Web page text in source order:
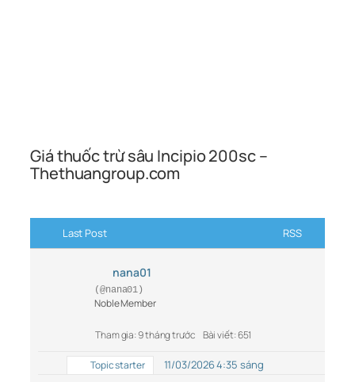
Giá thuốc trừ sâu Incipio 200sc –
Thethuangroup.com
Last Post RSS
nana01
(@nana01)
Noble Member
Tham gia: 9 tháng trước Bài viết: 651
Topic starter 11/03/2026 4:35 sáng